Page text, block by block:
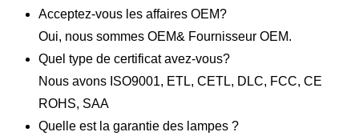
Acceptez-vous les affaires OEM?
Oui, nous sommes OEM& Fournisseur OEM.
Quel type de certificat avez-vous?
Nous avons ISO9001, ETL, CETL, DLC, FCC, CE
ROHS, SAA
Quelle est la garantie des lampes ?